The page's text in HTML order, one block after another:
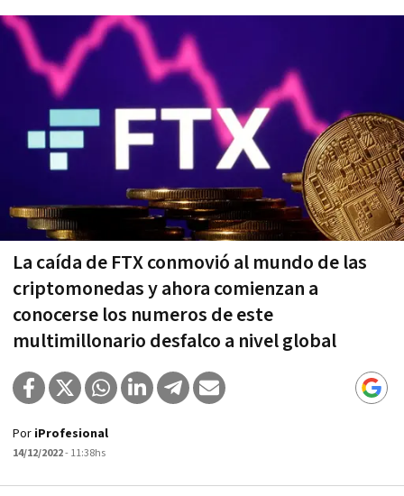
La caída de FTX conmovió al mundo de las
criptomonedas y ahora comienzan a
conocerse los numeros de este
multimillonario desfalco a nivel global
Por iProfesional
14/12/2022- 11:38hs